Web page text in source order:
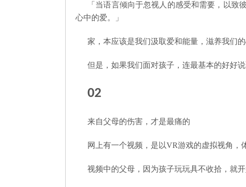
「当语言倾向于忽视人的感受和需要，以致
心中的爱。」
家，本应该是我们汲取爱和能量，滋养我们
但是，如果我们面对孩子，连最基本的好好
02
来自父母的伤害，才是最痛的
网上有一个视频，是以VR游戏的虚拟视角，
视频中的父母，因为孩子玩玩具不收拾，就开